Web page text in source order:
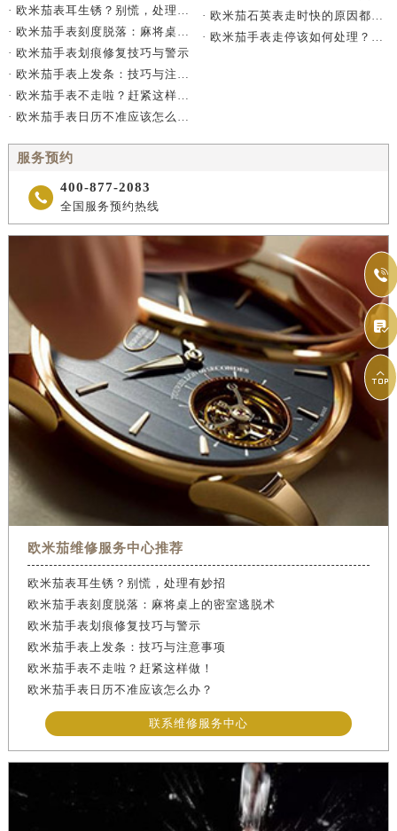
· 欧米茄表耳生锈？别慌，处理有妙招
· 欧米茄手表刻度脱落：麻将桌上的密室逃脱术
· 欧米茄手表划痕修复技巧与警示
· 欧米茄手表上发条：技巧与注意事项
· 欧米茄手表不走啦？赶紧这样做！
· 欧米茄手表日历不准应该怎么办？
· 欧米茄石英表走时快的原因都有哪些？
· 欧米茄手表走停该如何处理？（如何解决欧米茄手表走停问题）
服务预约
 400-877-2083
全国服务预约热线
欧米茄维修服务中心推荐
欧米茄表耳生锈？别慌，处理有妙招
欧米茄手表刻度脱落：麻将桌上的密室逃脱术
欧米茄手表划痕修复技巧与警示
欧米茄手表上发条：技巧与注意事项
欧米茄手表不走啦？赶紧这样做！
欧米茄手表日历不准应该怎么办？
联系维修服务中心


